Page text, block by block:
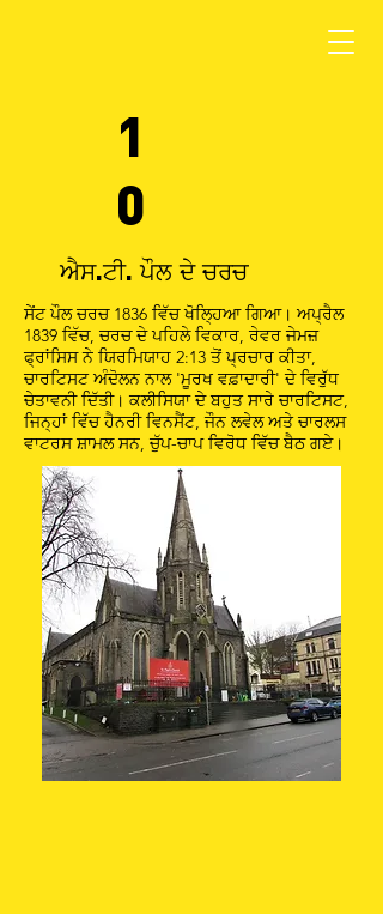
1
0
ਐਸ.ਟੀ. ਪੌਲ ਦੇ ਚਰਚ
ਸੇਂਟ ਪੌਲ ਚਰਚ 1836 ਵਿੱਚ ਖੋਲ੍ਹਿਆ ਗਿਆ। ਅਪ੍ਰੈਲ
1839 ਵਿੱਚ, ਚਰਚ ਦੇ ਪਹਿਲੇ ਵਿਕਾਰ, ਰੇਵਰ ਜੇਮਜ਼
ਫ੍ਰਾਂਸਿਸ ਨੇ ਯਿਰਮਿਯਾਹ 2:13 ਤੋਂ ਪ੍ਰਚਾਰ ਕੀਤਾ,
ਚਾਰਟਿਸਟ ਅੰਦੋਲਨ ਨਾਲ 'ਮੂਰਖ ਵਫ਼ਾਦਾਰੀ' ਦੇ ਵਿਰੁੱਧ
ਚੇਤਾਵਨੀ ਦਿੱਤੀ। ਕਲੀਸਿਯਾ ਦੇ ਬਹੁਤ ਸਾਰੇ ਚਾਰਟਿਸਟ,
ਜਿਨ੍ਹਾਂ ਵਿੱਚ ਹੈਨਰੀ ਵਿਨਸੈਂਟ, ਜੌਨ ਲਵੇਲ ਅਤੇ ਚਾਰਲਸ
ਵਾਟਰਸ ਸ਼ਾਮਲ ਸਨ, ਚੁੱਪ-ਚਾਪ ਵਿਰੋਧ ਵਿੱਚ ਬੈਠ ਗਏ।